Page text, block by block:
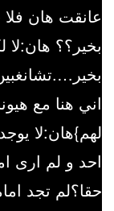
عانقت هان
بخير؟؟
اني هنا مع
لهم}هان:لا
احد و لم ارى
حقا؟لم تجد